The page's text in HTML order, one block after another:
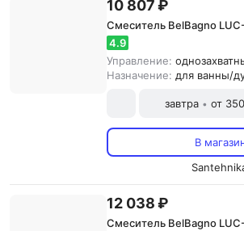
10 807 ₽
Смеситель BelBagno
4.9
Управление:
Назначение: для ванны/
завтра • от
В
12 038 ₽
Смеситель BelBagno